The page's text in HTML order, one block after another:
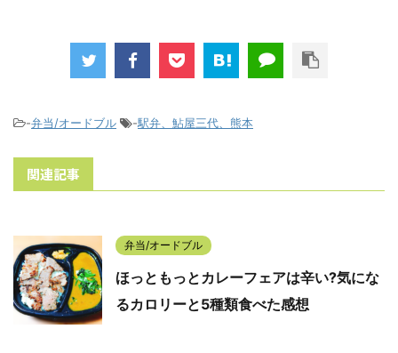
-弁当/オードブル -駅弁、鮎屋三代、熊本
関連記事
弁当/オードブル
ほっともっとカレーフェアは辛い?気にな
るカロリーと5種類食べた感想